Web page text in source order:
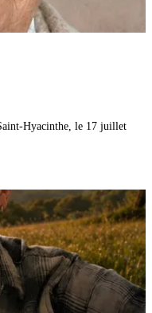
Hyacinthe, le 17 juillet